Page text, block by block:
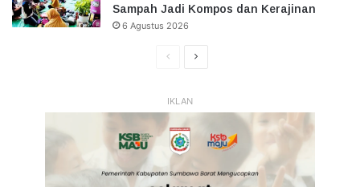
Sampah Jadi Kompos dan Kerajinan
6 Agustus 2026
HalamanHalaman
IKLAN